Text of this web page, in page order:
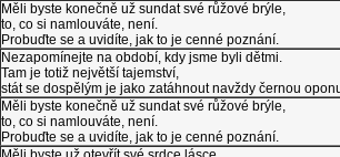
Měli byste konečně už sundat své růžové brýle,
to, co si namlouváte, není.
Probuďte se a uvidíte, jak to je cenné poznání.
Nezapomínejte na období, kdy jsme byli dětmi.
Tam je totiž největší tajemství,
stát se dospělým je jako zatáhnout navždy černou
Měli byste konečně už sundat své růžové brýle,
to, co si namlouváte, není.
Probuďte se a uvidíte, jak to je cenné poznání.